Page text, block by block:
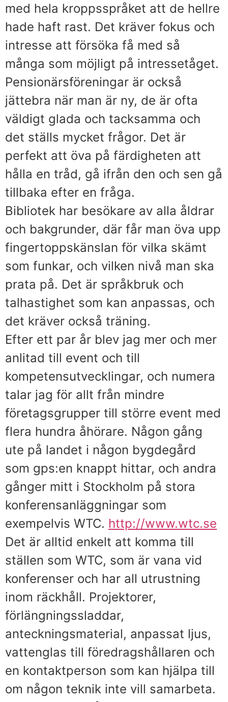
med hela kroppsspråket att de hellre
hade haft rast. Det kräver fokus och
intresse att försöka få med så
många som möjligt på intressetåget.
Pensionärsföreningar är också
jättebra när man är ny, de är ofta
väldigt glada och tacksamma och
det ställs mycket frågor. Det är
perfekt att öva på färdigheten att
hålla en tråd, gå ifrån den och sen gå
tillbaka efter en fråga.
Bibliotek har besökare av alla åldrar
och bakgrunder, där får man öva upp
fingertoppskänslan för vilka skämt
som funkar, och vilken nivå man ska
prata på. Det är språkbruk och
talhastighet som kan anpassas, och
det kräver också träning.
Efter ett par år blev jag mer och mer
anlitad till event och till
kompetensutvecklingar, och numera
talar jag för allt från mindre
företagsgrupper till större event med
flera hundra åhörare. Någon gång
ute på landet i någon bygdegård
som gps:en knappt hittar, och andra
gånger mitt i Stockholm på stora
konferensanläggningar som
exempelvis WTC. http://www.wtc.se
Det är alltid enkelt att komma till
ställen som WTC, som är vana vid
konferenser och har all utrustning
inom räckhåll. Projektorer,
förlängningssladdar,
anteckningsmaterial, anpassat ljus,
vattenglas till föredragshållaren och
en kontaktperson som kan hjälpa till
om någon teknik inte vill samarbeta.